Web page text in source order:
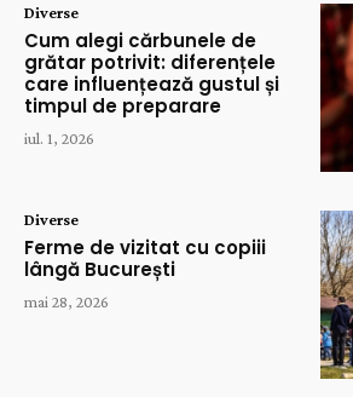
Diverse
Cum alegi cărbunele de
grătar potrivit: diferențele
care influențează gustul și
timpul de preparare
iul. 1, 2026
Diverse
Ferme de vizitat cu copiii
lângă București
mai 28, 2026